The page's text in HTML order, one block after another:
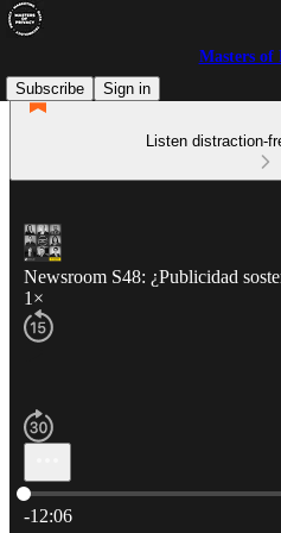
Masters of
Subscribe
Sign in
Listen distraction-
Newsroom S48: ¿Publicidad
1×
Current time: 0:00 / Total time: -
-12:06